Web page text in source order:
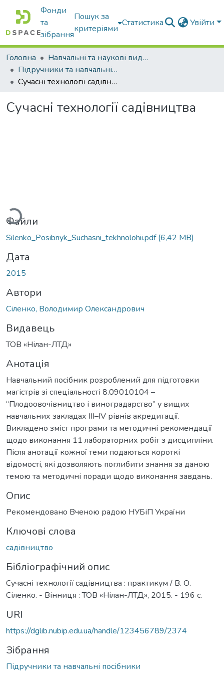
Фонди
та
зібрання
Пошук за
критеріями
Статистика Увійти
Головна
Навчальні та наукові видання
Підручники та навчальні посібники
Сучасні технології садівництва
Сучасні технології садівництва
Файли
Silenko_Posibnyk_Suchasni_tekhnolohii.pdf(6,42 MB)
Дата
2015
Автори
Сіленко, Володимир Олександрович
Видавець
ТОВ «Нілан-ЛТД»
Анотація
Навчальний посібник розроблений для підготовки
магістрів зі спеціальності 8.09010104 –
“Плодоовочівництво і виноградарство” у вищих
навчальних закладах ІІІ–ІV рівнів акредитації.
Викладено зміст програми та методичні рекомендації
щодо виконання 11 лабораторних робіт з дисципліни.
Після анотації кожної теми подаються короткі
відомості, які дозволяють поглибити знання за даною
темою та методичні поради щодо виконання завдань.
Опис
Рекомендовано Вченою радою НУБіП України
Ключові слова
cадівництво
Бібліографічний опис
Сучасні технології садівництва : практикум / В. О.
Сіленко. - Вінниця : ТОВ «Нілан-ЛТД», 2015. - 196 с.
URI
https://dglib.nubip.edu.ua/handle/123456789/2374
Зібрання
Підручники та навчальні посібники